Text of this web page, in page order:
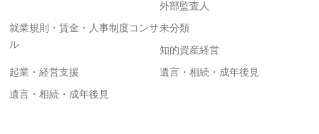
外部監査人
就業規則・賃金・人事制度コンサ
ル
未分類
知的資産経営
起業・経営支援
遺言・相続・成年後見
遺言・相続・成年後見